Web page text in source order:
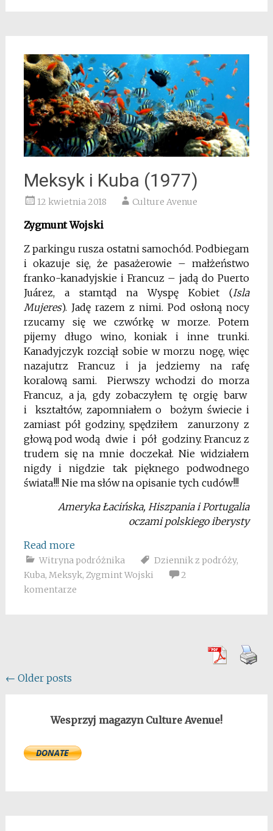
Meksyk i Kuba (1977)
12 kwietnia 2018 Culture Avenue
Zygmunt Wojski
Z parkingu rusza ostatni samochód. Podbiegam
i okazuje się, że pasażerowie – małżeństwo
franko-kanadyjskie i Francuz – jadą do Puerto
Juárez, a stamtąd na Wyspę Kobiet (Isla
Mujeres). Jadę razem z nimi. Pod osłoną nocy
rzucamy się we czwórkę w morze. Potem
pijemy długo wino, koniak i inne trunki.
Kanadyjczyk rozciął sobie w morzu nogę, więc
nazajutrz Francuz i ja jedziemy na rafę
koralową sami. Pierwszy wchodzi do morza
Francuz, a ja, gdy zobaczyłem tę orgię barw
i kształtów, zapomniałem o bożym świecie i
zamiast pół godziny, spędziłem zanurzony z
głową pod wodą dwie i pół godziny. Francuz z
trudem się na mnie doczekał. Nie widziałem
nigdy i nigdzie tak pięknego podwodnego
świata!!! Nie ma słów na opisanie tych cudów!!!
Ameryka Łacińska, Hiszpania i Portugalia
oczami polskiego iberysty
Read more
Witryna podróżnika Dziennik z podróży,
Kuba, Meksyk, Zygmint Wojski
2
komentarze
Posts
← Older posts
Wesprzyj magazyn Culture Avenue!